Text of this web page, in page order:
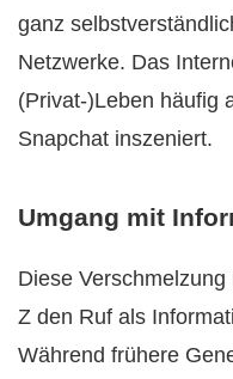
ganz
Netzwerke. Das
(Privat-)Leben häufig
Snapchat inszeniert.
Umgang mit
Diese
Z den Ruf als
Während frühere